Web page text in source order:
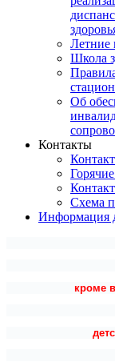
Летние
Школа
Об
Контакты
Схема
Информация
кроме